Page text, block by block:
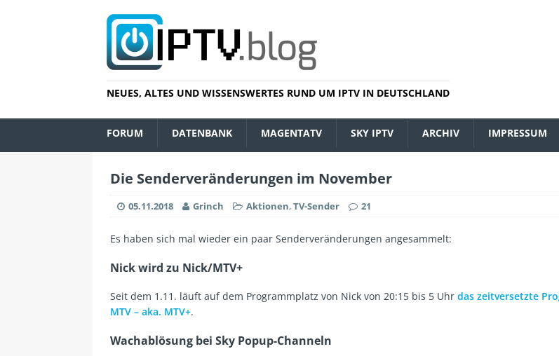
NEUES, ALTES UND WISSENSWERTES RUND UM IPTV IN DEUTSCHLAND
FORUM DATENBANK MAGENTATV SKY IPTV ARCHIV IMPRESSUM
Die Senderveränderungen im November
05.11.2018 Grinch Aktionen,TV-Sender 21
Es haben sich mal wieder ein paar Senderveränderungen angesammelt:
Nick wird zu Nick/MTV+
Seit dem 1.11. läuft auf dem Programmplatz von Nick von 20:15 bis 5 Uhr das zeitversetzte
MTV – aka. MTV+.
Wachablösung bei Sky Popup-Channeln